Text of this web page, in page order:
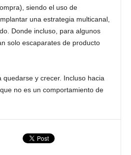
siendo el uso de
una estrategia multicanal,
Donde incluso, para algunos
solo escaparates de producto
y crecer. Incluso hacia
no es un comportamiento de